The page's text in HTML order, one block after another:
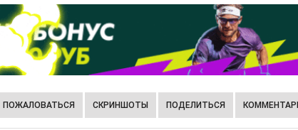
ПОЖАЛОВАТЬСЯ СКРИНШОТЫ ПОДЕЛИТЬСЯ